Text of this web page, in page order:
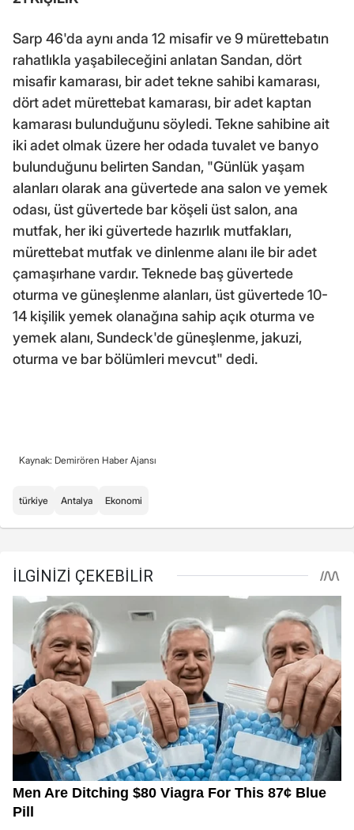
Sarp 46'da aynı anda 12 misafir ve 9 mürettebatın
rahatlıkla yaşabileceğini anlatan Sandan, dört
misafir kamarası, bir adet tekne sahibi kamarası,
dört adet mürettebat kamarası, bir adet kaptan
kamarası bulunduğunu söyledi. Tekne sahibine ait
iki adet olmak üzere her odada tuvalet ve banyo
bulunduğunu belirten Sandan, "Günlük yaşam
alanları olarak ana güvertede ana salon ve yemek
odası, üst güvertede bar köşeli üst salon, ana
mutfak, her iki güvertede hazırlık mutfakları,
mürettebat mutfak ve dinlenme alanı ile bir adet
çamaşırhane vardır. Teknede baş güvertede
oturma ve güneşlenme alanları, üst güvertede 10-
14 kişilik yemek olanağına sahip açık oturma ve
yemek alanı, Sundeck'de güneşlenme, jakuzi,
oturma ve bar bölümleri mevcut" dedi.
Kaynak: Demirören Haber Ajansı
türkiye Antalya Ekonomi